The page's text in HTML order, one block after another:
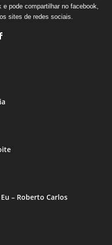
pode compartilhar no facebook,
sites de redes sociais.
Eu – Roberto Carlos